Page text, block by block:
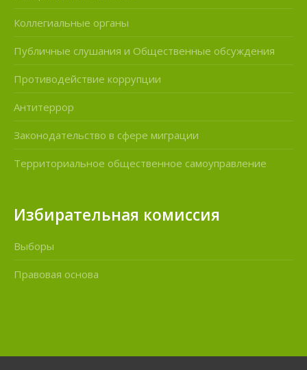
Коллегиальные органы
Публичные слушания и Общественные обсуждения
Противодействие коррупции
Антитеррор
Законодательство в сфере миграции
Территориальное общественное самоуправление
Избирательная комиссия
Выборы
Правовая основа